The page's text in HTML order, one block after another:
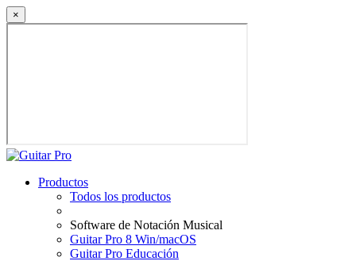
×
Productos
Todos los productos
Software de Notación Musical
Guitar Pro 8 Win/macOS
Guitar Pro Educación